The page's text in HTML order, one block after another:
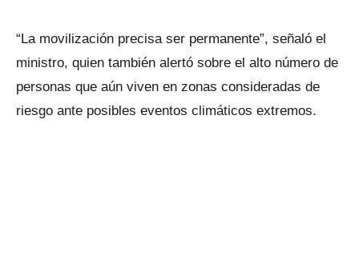
“La movilización precisa ser permanente”, señaló el
ministro, quien también alertó sobre el alto número de
personas que aún viven en zonas consideradas de
riesgo ante posibles eventos climáticos extremos.